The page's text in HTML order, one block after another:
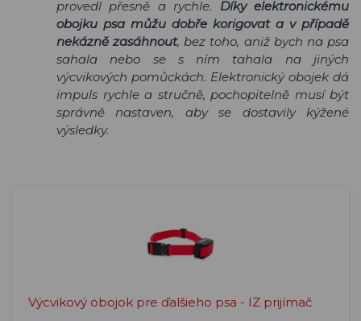
provedl přesně a rychle. Díky elektronickému
obojku psa můžu dobře korigovat a v případě
nekázně zasáhnout, bez toho, aniž bych na psa
sahala nebo se s ním tahala na jiných
výcvikových pomůckách. Elektronický obojek dá
impuls rychle a stručně, pochopitelně musí být
správně nastaven, aby se dostavily kýžené
výsledky.
Výcvikový obojok pre ďalšieho psa - IZ prijímač